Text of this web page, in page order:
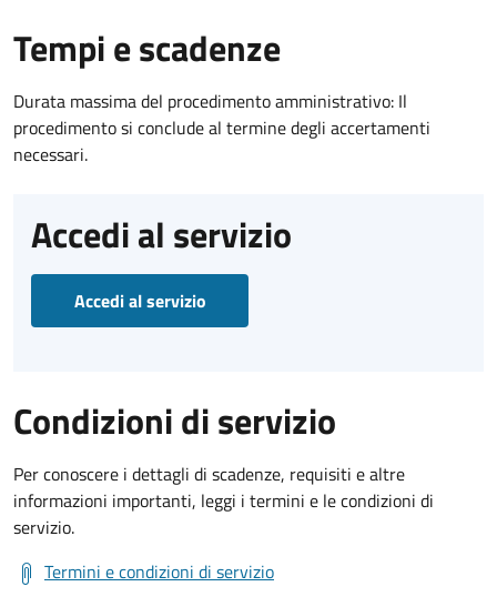
Tempi e scadenze
Durata massima del procedimento amministrativo: Il
procedimento si conclude al termine degli accertamenti
necessari.
Accedi al servizio
Accedi al servizio
Condizioni di servizio
Per conoscere i dettagli di scadenze, requisiti e altre
informazioni importanti, leggi i termini e le condizioni di
servizio.
Termini e condizioni di servizio